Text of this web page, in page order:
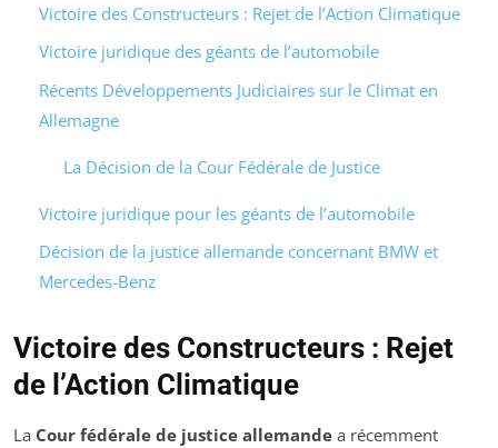
Victoire des Constructeurs : Rejet de l’Action Climatique
Victoire juridique des géants de l’automobile
Récents Développements Judiciaires sur le Climat en
Allemagne
La Décision de la Cour Fédérale de Justice
Victoire juridique pour les géants de l’automobile
Décision de la justice allemande concernant BMW et
Mercedes-Benz
Victoire des Constructeurs : Rejet
de l’Action Climatique
La Cour fédérale de justice allemande a récemment